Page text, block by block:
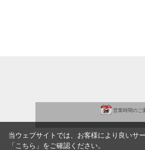
営業時間のご
当ウェブサイトでは、お客様により良いサ
「 こちら 」をご確認ください。